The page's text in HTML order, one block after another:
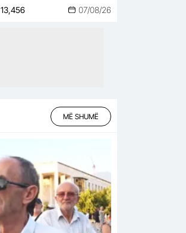
13,456 07/08/26
MË SHUMË